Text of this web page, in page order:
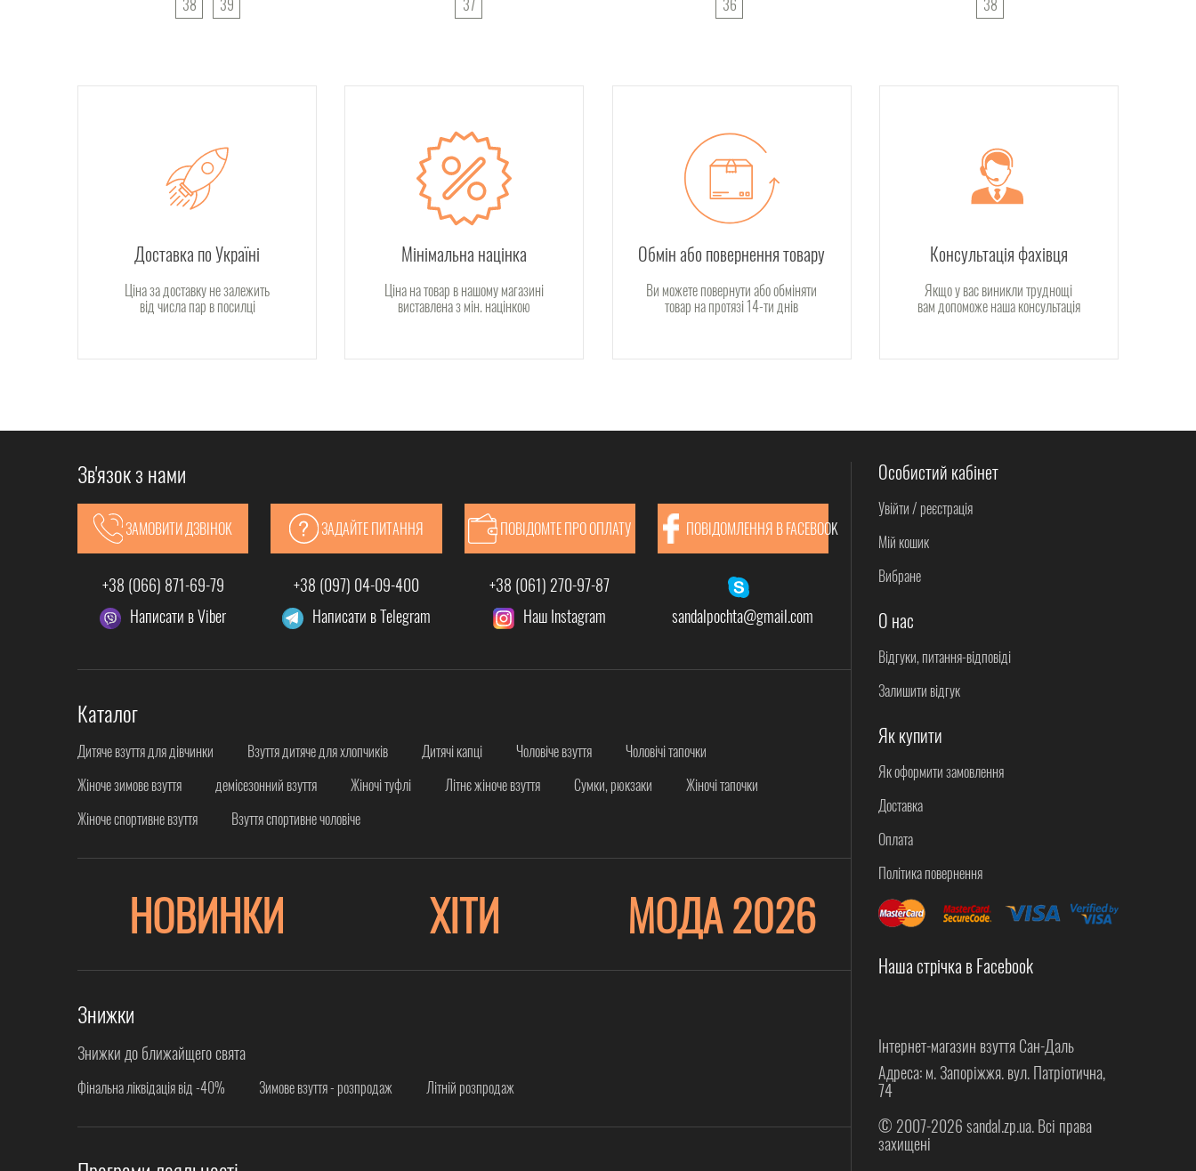
38 39 37 36 38
Доставка по Україні
Ціна за доставку не залежить
від числа пар в посилці
Мінімальна націнка
Ціна на товар в нашому магазині
виставлена з мін. націнкою
Обмін або повернення товару
Ви можете повернути або обміняти
товар на протязі 14-ти днів
Консультація фахівця
Якщо у вас виникли труднощі
вам допоможе наша консультація
Зв'язок з нами
ЗАМОВИТИ ДЗВІНОК ЗАДАЙТЕ ПИТАННЯ ПОВІДОМТЕ ПРО ОПЛАТУ ПОВІДОМЛЕННЯ В FACEBOOK
+38 (066) 871-69-79 +38 (097) 04-09-400
+38 (061) 270-97-87
Написати в Viber
Написати в Telegram Наш Instagram sandalpochta@gmail.com
Каталог
Дитяче взуття для дівчинки Взуття дитяче для хлопчиків Дитячі капці Чоловіче взуття
Чоловічі тапочки
Жіноче зимове взуття
демісезонний взуття Жіночі туфлі Літнє жіноче взуття Сумки, рюкзаки
Жіночі тапочки
Жіноче спортивне взуття
Взуття спортивне чоловіче
НОВИНКИ ХІТИ МОДА 2026
Знижки
Знижки до ближайщего свята
Фінальна ліквідація від -40% Зимове взуття - розпродаж Літній розпродаж
Особистий кабінет
Увійти / реєстрація
Мій кошик
Вибране
О нас
Відгуки, питання-відповіді
Залишити відгук
Як купити
Як оформити замовлення
Доставка
Оплата
Політика повернення
Наша стрічка в Facebook
Інтернет-магазин взуття Сан-Даль
Адреса: м. Запоріжжя. вул. Патріотична,
74
© 2007-2026 sandal.zp.ua. Всі права
захищені